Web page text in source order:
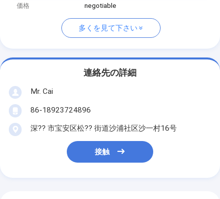
価格
negotiable
多くを見て下さい
連絡先の詳細
Mr. Cai
86-18923724896
深?? 市宝安区松?? 街道沙浦社区沙一村16号
接触